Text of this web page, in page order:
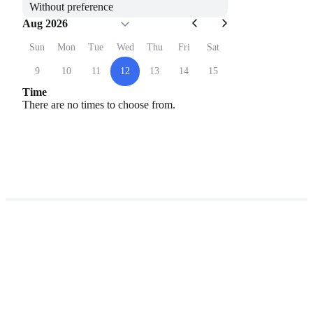
Without preference
Aug 2026
Sun Mon Tue Wed Thu Fri Sat
9 10 11 12 13 14 15
Time
There are no times to choose from.